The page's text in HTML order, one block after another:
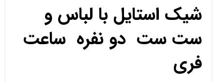
شیک استایل با لباس و
ست ست دو نفره ساعت
فری